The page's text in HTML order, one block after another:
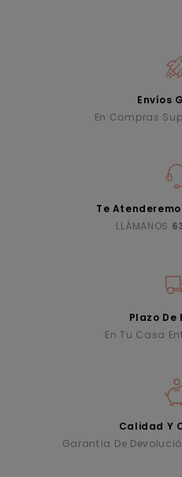
Envíos
En Compras
Te
LLÁMANOS
Plazo De
En Tu Casa
Calidad Y
Garantía De